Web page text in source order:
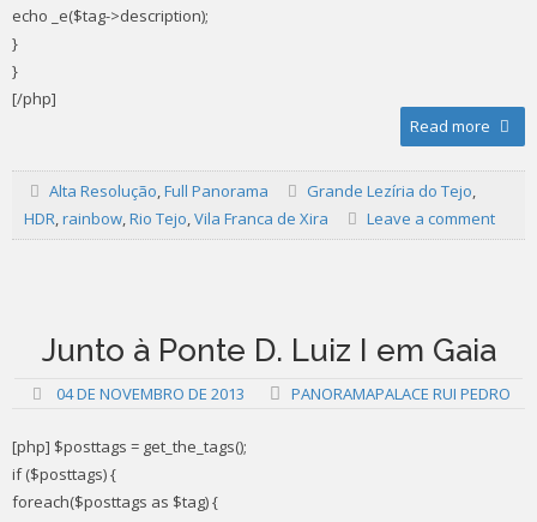
echo _e($tag->description);
}
}
[/php]
Read more
Alta Resolução,Full Panorama Grande Lezíria do Tejo,
HDR,rainbow,Rio Tejo,Vila Franca de Xira Leave a comment
Junto à Ponte D. Luiz I em Gaia
04 DE NOVEMBRO DE 2013 PANORAMAPALACE RUI PEDRO
[php] $posttags = get_the_tags();
if ($posttags) {
foreach($posttags as $tag) {